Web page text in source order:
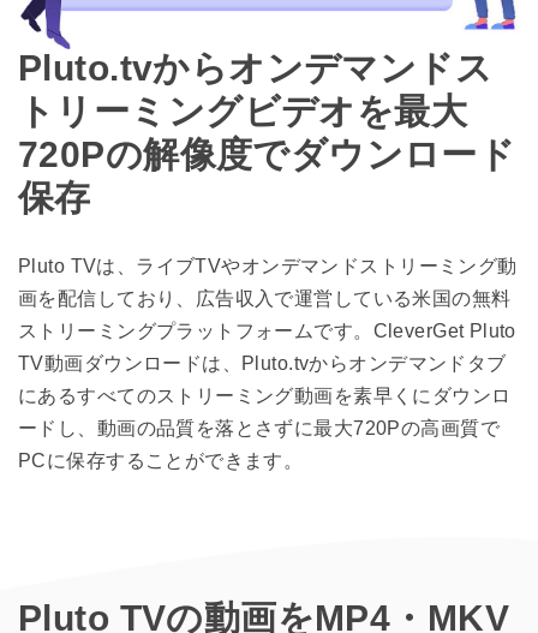
Pluto.tvからオンデマンドス
トリーミングビデオを最大
720Pの解像度でダウンロード
保存
Pluto TVは、ライブTVやオンデマンドストリーミング動
画を配信しており、広告収入で運営している米国の無料
ストリーミングプラットフォームです。CleverGet Pluto
TV動画ダウンロードは、Pluto.tvからオンデマンドタブ
にあるすべてのストリーミング動画を素早くにダウンロ
ードし、動画の品質を落とさずに最大720Pの高画質で
PCに保存することができます。
Pluto TVの動画をMP4・MKV